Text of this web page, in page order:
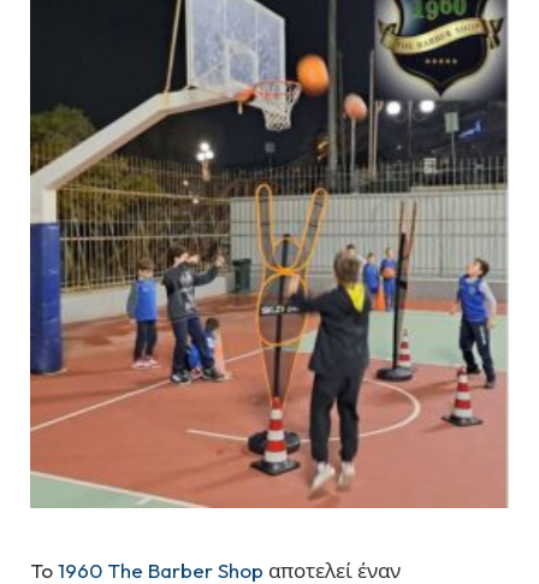
To1960 The Barber Shop αποτελεί έναν